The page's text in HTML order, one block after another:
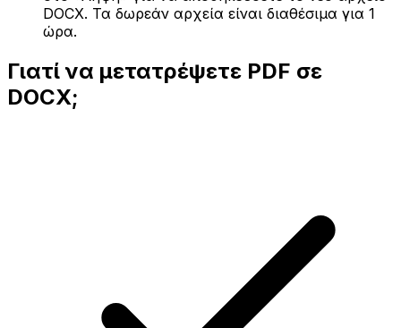
DOCX. Τα δωρεάν αρχεία είναι διαθέσιμα για 1
ώρα.
Γιατί να μετατρέψετε PDF σε
DOCX;